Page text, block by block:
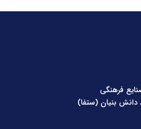
فرهنگی
دانش بنیان (ستفا)